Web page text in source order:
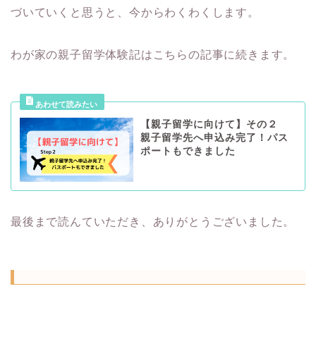
づいていくと思うと、今からわくわくします。
わが家の親子留学体験記はこちらの記事に続きます。
【親子留学に向けて】その２
親子留学先へ申込み完了！パス
ポートもできました
最後まで読んていただき、ありがとうございました。